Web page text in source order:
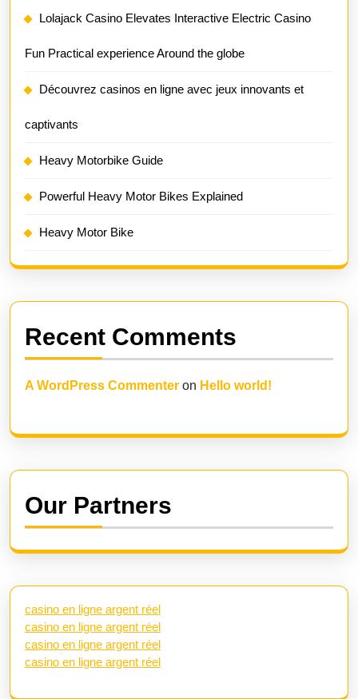
Lolajack Casino Elevates Interactive Electric Casino
Fun Practical experience Around the globe
Découvrez casinos en ligne avec jeux innovants et
captivants
Heavy Motorbike Guide
Powerful Heavy Motor Bikes Explained
Heavy Motor Bike
Recent Comments
A WordPress Commenter on Hello world!
Our Partners
casino en ligne argent réel
casino en ligne argent réel
casino en ligne argent réel
casino en ligne argent réel